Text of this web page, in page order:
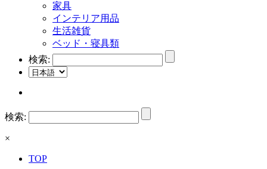
家具
インテリア用品
生活雑貨
ベッド・寝具類
検索:
検索:
×
TOP